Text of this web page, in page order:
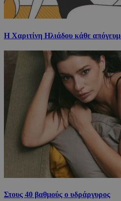
Η Χαριτίνη Ηλιάδου κάθε
Στους 40 βαθμούς ο υδράργυρος